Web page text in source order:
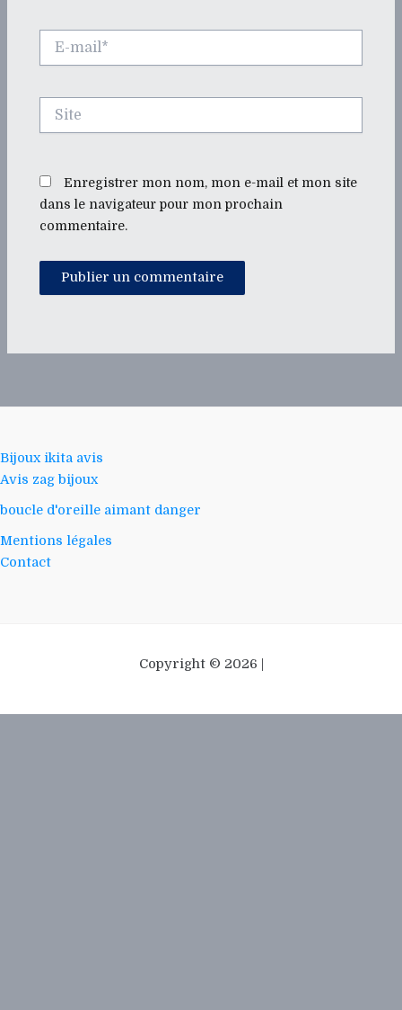
mail*
Site
Enregistrer mon nom, mon e-mail et mon site
dans le navigateur pour mon prochain
commentaire.
Bijoux ikita avis
Avis zag bijoux
boucle d'oreille aimant danger
Mentions légales
Contact
Copyright © 2026 |